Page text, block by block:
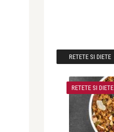
RETETE SI DIETE
RETETE SI DIETE